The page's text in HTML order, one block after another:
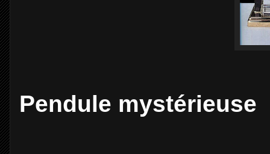
Pendule